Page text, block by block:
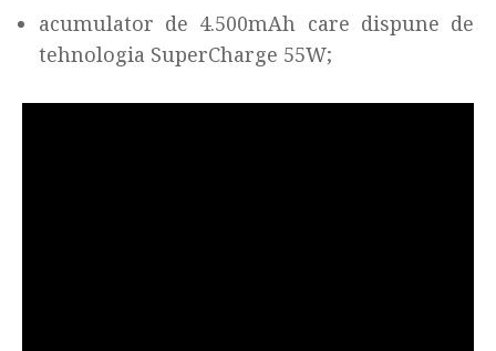
acumulator de 4.500mAh care dispune de
tehnologia SuperCharge 55W;